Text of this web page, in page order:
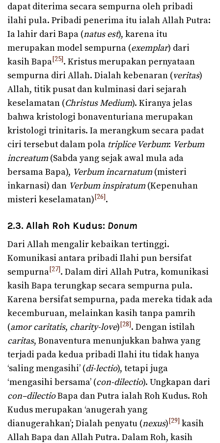
dapat diterima secara sempurna oleh pribadi
ilahi pula. Pribadi penerima itu ialah Allah Putra:
Ia lahir dari Bapa (natus est), karena itu
merupakan model sempurna (exemplar) dari
kasih Bapa[25]. Kristus merupakan pernyataan
sempurna diri Allah. Dialah kebenaran (veritas)
Allah, titik pusat dan kulminasi dari sejarah
keselamatan (Christus Medium). Kiranya jelas
bahwa kristologi bonaventuriana merupakan
kristologi trinitaris. Ia merangkum secara padat
ciri tersebut dalam pola triplice Verbum: Verbum
increatum (Sabda yang sejak awal mula ada
bersama Bapa), Verbum incarnatum (misteri
inkarnasi) dan Verbum inspiratum (Kepenuhan
misteri keselamatan) [26].
2.3. Allah Roh Kudus: Donum
Dari Allah mengalir kebaikan tertinggi.
Komunikasi antara pribadi Ilahi pun bersifat
sempurna[27]. Dalam diri Allah Putra, komunikasi
kasih Bapa terungkap secara sempurna pula.
Karena bersifat sempurna, pada mereka tidak ada
kecemburuan, melainkan kasih tanpa pamrih
(amor caritatis, charity-love) [28]. Dengan istilah
caritas, Bonaventura menunjukkan bahwa yang
terjadi pada kedua pribadi Ilahi itu tidak hanya
‘saling mengasihi’ (di-lectio), tetapi juga
‘mengasihi bersama’ (con-dilectio). Ungkapan dari
con–dilectioBapa dan Putra ialah Roh Kudus. Roh
Kudus merupakan ‘anugerah yang
dianugerahkan’; Dialah penyatu (nexus) [29] kasih
Allah Bapa dan Allah Putra. Dalam Roh, kasih